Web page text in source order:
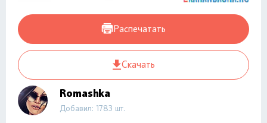
Распечатать
Скачать
Romashka
Добавил: 1783 шт.